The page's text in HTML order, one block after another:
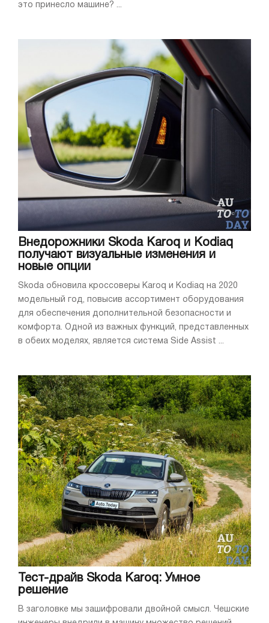
это принесло машине? ...
Внедорожники Skoda Karoq и Kodiaq
получают визуальные изменения и
новые опции
Skoda обновила кроссоверы Karoq и Kodiaq на 2020
модельный год, повысив ассортимент оборудования
для обеспечения дополнительной безопасности и
комфорта. Одной из важных функций, представленных
в обеих моделях, является система Side Assist ...
Тест-драйв Skoda Karoq: Умное
решение
В заголовке мы зашифровали двойной смысл. Чешские